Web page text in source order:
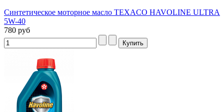
Синтетическое моторное масло TEXACO HAVOLINE ULTRA
5W-40
780 руб